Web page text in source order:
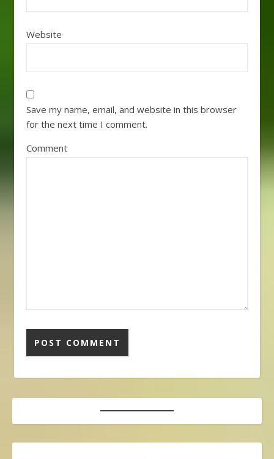
Website
Save my name, email, and website in this browser
for the next time I comment.
Comment